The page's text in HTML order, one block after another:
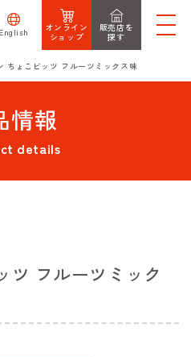
English
オンライン
ショップ
販売店を
探す
ちょこビッツ フルーツミックス味
情報
details
ツ フルーツミック